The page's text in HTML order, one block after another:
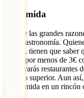
4. Comida
Otra de las grandes
es su gastronomía.
locales, tienen que saber
y bien por menos de 3€
encontrarás restaurantes
poquito superior. Aun
una comida en un rincón